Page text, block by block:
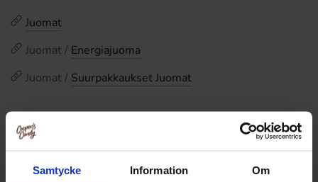
Samtycke Information Om
Juomat
Juomat / Energiajuoma
Juomat / Suurpakkaukset Juomat
Arvostelut
Hintahistoria